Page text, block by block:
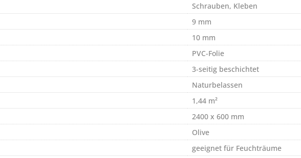
Schrauben, Kleben
9 mm
10 mm
PVC-Folie
3-seitig beschichtet
Naturbelassen
1,44 m²
2400 x 600 mm
Olive
geeignet für Feuchträume